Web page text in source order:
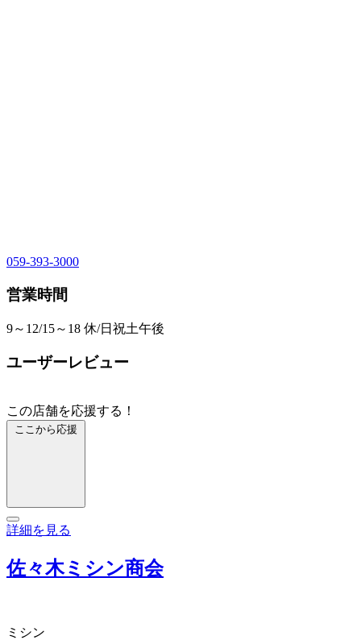
059-393-3000
営業時間
9～12/15～18 休/日祝土午後
ユーザーレビュー
この店舗を応援する！
ここから応援
詳細を見る
佐々木ミシン商会
ミシン